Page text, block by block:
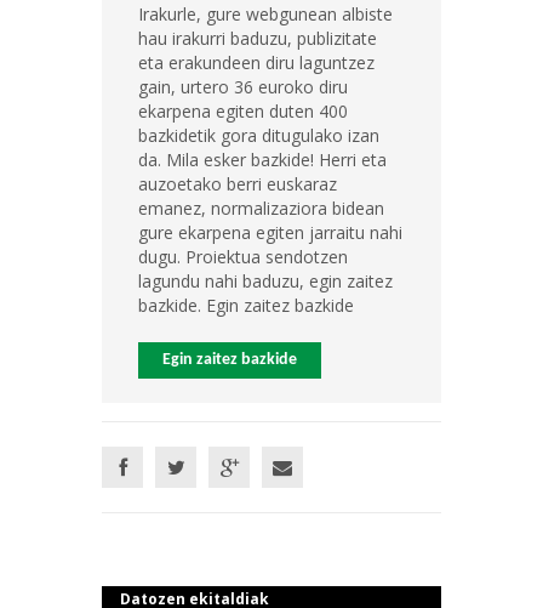
Irakurle, gure webgunean albiste
hau irakurri baduzu, publizitate
eta erakundeen diru laguntzez
gain, urtero 36 euroko diru
ekarpena egiten duten 400
bazkidetik gora ditugulako izan
da. Mila esker bazkide! Herri eta
auzoetako berri euskaraz
emanez, normalizaziora bidean
gure ekarpena egiten jarraitu nahi
dugu. Proiektua sendotzen
lagundu nahi baduzu, egin zaitez
bazkide. Egin zaitez bazkide
Egin zaitez bazkide
Datozen ekitaldiak